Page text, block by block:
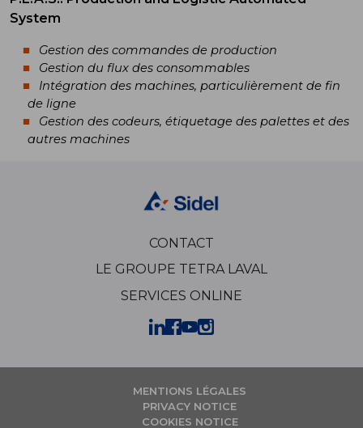
System
Gestion des commandes de production
Gestion du flux des consommables
Intégration des machines, particulièrement de fin
de ligne
Gestion des codeurs, étiquetage des palettes et des
autres machines
CONTACT
LE GROUPE TETRA LAVAL
SERVICES ONLINE
MENTIONS LÉGALES
PRIVACY NOTICE
COOKIES NOTICE